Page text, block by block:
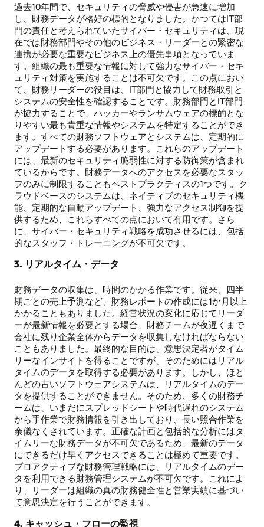
過去10年間で、セキュリティの脅威や侵害が急速に増加
し、財務データが格好の標的となりました。かつてはIT部
門の責任と考えられていたサイバー・セキュリティは、現
在では財務部門やその他のビジネス・リーダーとの緊密な
連携が必要な重要なビジネス上の優先事項となっていま
す。組織の最も重要な情報に対して強力なサイバー・セキ
ュリティ対策を実施することは不可欠です。この点におい
て、財務リーダーの役目は、IT部門と協力して財務取引と
システムの安全性を確認することです。財務部門とIT部門
が協力することで、ハッカーやランサムウェアの標的とな
りやすい最も貴重な情報やシステムを特定することができ
ます。すべての財務ソフトウェアとシステムは、定期的に
アップデートする必要があります。これらのアップデート
には、最新のセキュリティ脆弱性に対する防御策が含まれ
ているからです。財務データへのアクセスを必要なスタッ
フのみに制限することもベストプラクティスの1つです。ク
ラウドベースのシステムは、ネイティブのセキュリティ機
能、定期的な自動アップデート、強力なアクセス制御を提
供するため、これらすべての点において有用です。さら
に、サイバー・セキュリティ戦略を成功させるには、包括
的なスタッフ・トレーニングが不可欠です。
3. リアルタイム・データ
財務データの収集は、時間のかかる作業です。従来、四半
期ごとの売上予測など、財務レポートの作成には1か月以上
かかることもありました。経営状況の変化に応じてリーダ
ーが最新情報を必要とする場合、財務チームが夜遅くまで
会社に残り企業全体からデータを収集しなければならない
こともありました。最終的な目的は、意思決定者がタイム
リーなインサイトを得ることですが、そのためにはリアル
タイムのデータを取得する必要があります。しかし、ほと
んどの古いソフトウェアシステムは、リアルタイムのデー
タを提供することができません。そのため、多くの財務チ
ームは、いまだにスプレッドシートや時代遅れのシステム
から手作業で財務情報を引き出しており、長い照合作業を
余儀なくされています。正確な計画と包括的な分析にはタ
イムリーな財務データが不可欠であるため、最新のデータ
にできるだけ早くアクセスできることは極めて重要です。
プロアクティブな財務管理戦略には、リアルタイムのデー
タを利用できる財務管理システムが不可欠です。これによ
り、リーダーは組織の真の財務健全性と営業実績に基づい
て意思決定を行うことができます。
4. キャッシュ・フローの監視